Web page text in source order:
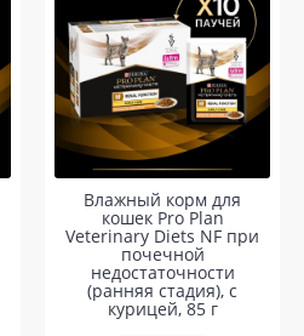
Влажный корм для
кошек Pro Plan
Veterinary Diets NF при
почечной
недостаточности
(ранняя стадия), с
курицей, 85 г